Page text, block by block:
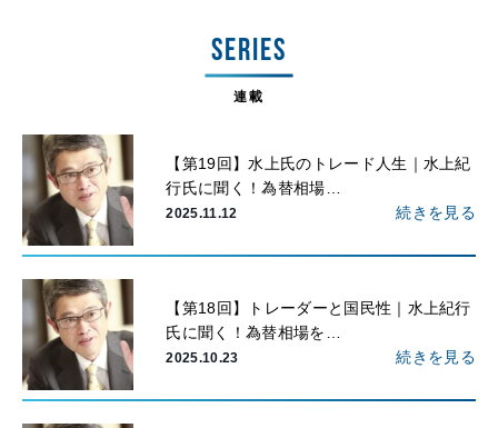
SERIES
連載
【第19回】水上氏のトレード人生｜水上紀
行氏に聞く！為替相場…
2025.11.12 続きを見る
【第18回】トレーダーと国民性｜水上紀行
氏に聞く！為替相場を…
2025.10.23 続きを見る